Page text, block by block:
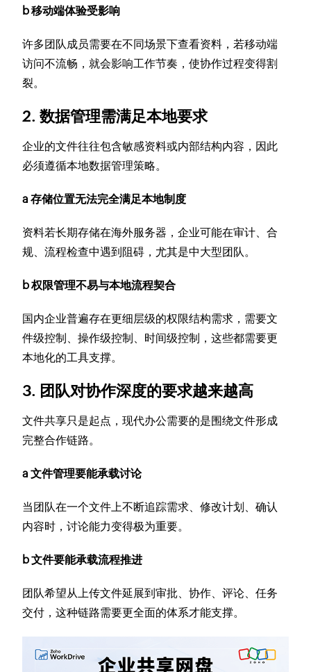
b 移动端体验受影响
许多团队成员需要在不同场景下查看资料，若移动端
访问不流畅，就会影响工作节奏，使协作过程变得割
裂。
2. 数据管理需满足本地要求
企业的文件往往包含敏感资料或内部结构内容，因此
必须遵循本地数据管理策略。
a 存储位置无法完全满足本地制度
资料若长期存储在海外服务器，企业可能在审计、合
规、流程检查中遇到阻碍，尤其是中大型团队。
b 权限管理不易与本地流程契合
国内企业普遍存在更细层级的权限结构需求，需要文
件级控制、操作级控制、时间级控制，这些都需要更
本地化的工具支撑。
3. 团队对协作深度的要求越来越高
文件共享只是起点，现代办公需要的是围绕文件形成
完整合作链路。
a 文件管理要能承载讨论
当团队在一个文件上不断追踪需求、修改计划、确认
内容时，讨论能力变得极为重要。
b 文件要能承载流程推进
团队希望从上传文件延展到审批、协作、评论、任务
交付，这种链路需要更全面的体系才能支撑。